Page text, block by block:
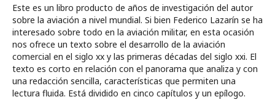
Este es un libro producto de años de investigación del autor
sobre la aviación a nivel mundial. Si bien Federico Lazarín se ha
interesado sobre todo en la aviación militar, en esta ocasión
nos ofrece un texto sobre el desarrollo de la aviación
comercial en el siglo xx y las primeras décadas del siglo xxi. El
texto es corto en relación con el panorama que analiza y con
una redacción sencilla, características que permiten una
lectura fluida. Está dividido en cinco capítulos y un epílogo.